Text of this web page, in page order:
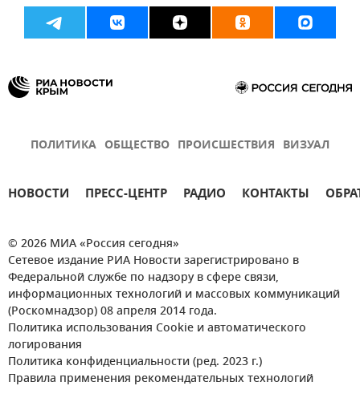
ПОЛИТИКА ОБЩЕСТВО ПРОИСШЕСТВИЯ ВИЗУАЛ
НОВОСТИ ПРЕСС-ЦЕНТР РАДИО КОНТАКТЫ
© 2026 МИА «Россия сегодня»
Сетевое издание РИА Новости зарегистрировано в
Федеральной службе по надзору в сфере связи,
информационных технологий и массовых коммуникаций
(Роскомнадзор) 08 апреля 2014 года.
Политика использования Cookie и автоматического
логирования
Политика конфиденциальности (ред. 2023 г.)
Правила применения рекомендательных технологий